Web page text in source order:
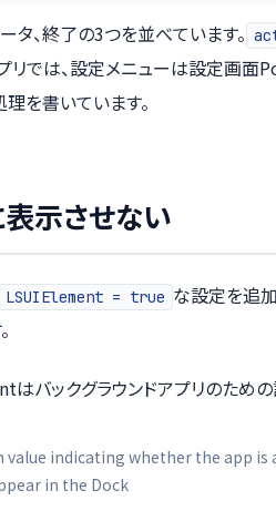
タ、終了の3つを並べています。
プリでは、設定メニューは設定画
を書いています。
示させない
LSUIElement = true な設定を追
バックグラウンドアプリのための
value indicating whether the app
in the Dock